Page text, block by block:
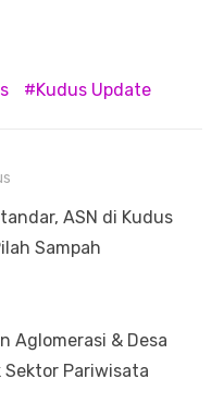
Kudus Update
ASN di Kudus
Sampah
Aglomerasi & Desa
Pariwisata